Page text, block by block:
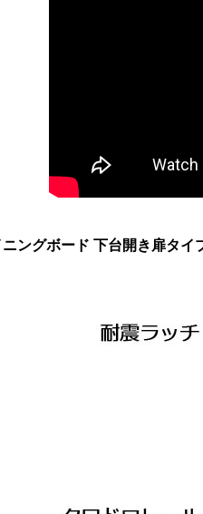
ングボード 下台開き扉タイ